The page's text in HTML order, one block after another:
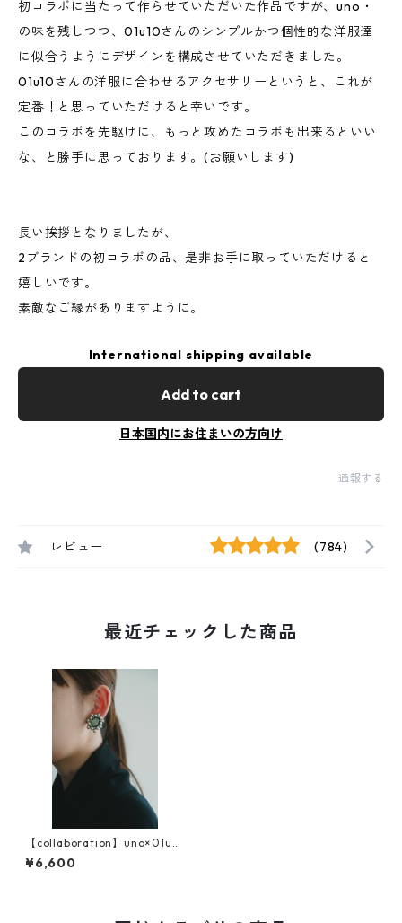
初コラボに当たって作らせていただいた作品ですが、uno・
の味を残しつつ、01u10さんのシンプルかつ個性的な洋服達
に似合うようにデザインを構成させていただきました。
01u10さんの洋服に合わせるアクセサリーというと、これが
定番！と思っていただけると幸いです。
このコラボを先駆けに、もっと攻めたコラボも出来るといい
な、と勝手に思っております。(お願いします)
長い挨拶となりましたが、
2ブランドの初コラボの品、是非お手に取っていただけると
嬉しいです。
素敵なご縁がありますように。
International shipping available
Add to cart
日本国内にお住まいの方向け
通報する
レビュー (784)
最近チェックした商品
【collaboration】uno×01u1
0 イヤリング
¥6,600